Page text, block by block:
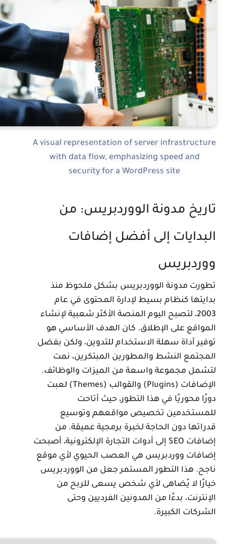
A visual representation of server
with data flow, emphasizing speed and
security for a WordPress site
مدونة الووردبريس: من
إلى أفضل إضافات
مدونة الووردبريس بشكل ملحوظ منذ
كنظام بسيط لإدارة المحتوى في عام
2003، لتصبح اليوم المنصة الأكثر شعبية لإنشاء
على الإطلاق. كان الهدف الأساسي هو
أداة سهلة الاستخدام للتدوين، ولكن بفضل
النشط والمطورين المبتكرين، نمت
مجموعة واسعة من الميزات والوظائف.
الإضافات (Plugins) والقوالب (Themes) لعبت
محوريًا في هذا التطور، حيث أتاحت
تخصيص مواقعهم وتوسيع
دون الحاجة لخبرة برمجية عميقة. من
إضافات SEO إلى أدوات التجارة الإلكترونية، أصبحت
ووردبريس هي العصب الحيوي لأي موقع
هذا التطور المستمر جعل من الووردبريس
لا يُضاهى لأي شخص يسعى للربح من
بدءًا من المدونين الفرديين وحتى
الكبيرة.